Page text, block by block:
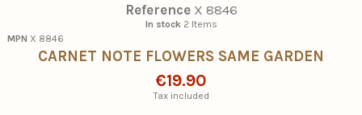
Reference X 8846
In stock 2 Items
MPN X 8846
CARNET NOTE FLOWERS SAME GARDEN
€19.90
Tax included